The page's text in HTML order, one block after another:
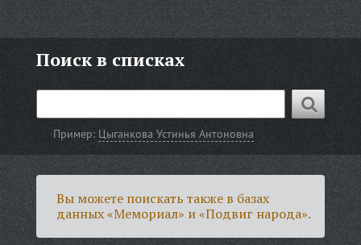
Поиск в списках
Пример: Цыганкова Устинья Антоновна
Вы можете поискать также в базах
данных «Мемориал» и «Подвиг народа».